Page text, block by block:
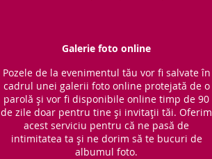
Galerie foto online
Pozele de la evenimentul tău vor fi salvate în
cadrul unei galerii foto online protejată de o
parolă și vor fi disponibile online timp de 90
de zile doar pentru tine și invitații tăi. Oferim
acest serviciu pentru că ne pasă de
intimitatea ta și ne dorim să te bucuri de
albumul foto.